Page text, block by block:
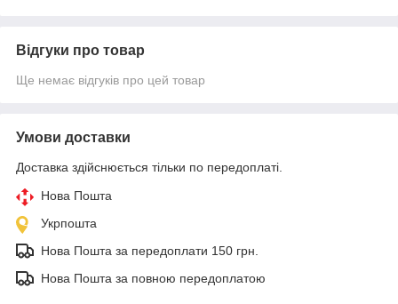
Відгуки про товар
Ще немає відгуків про цей товар
Умови доставки
Доставка здійснюється тільки по передоплаті.
Нова Пошта
Укрпошта
Нова Пошта за передоплати 150 грн.
Нова Пошта за повною передоплатою